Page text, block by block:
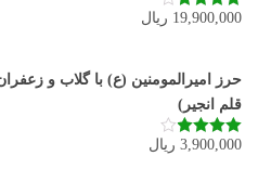
نمره3.80
19,900,000 ریال
حرز امیرالمومنین (ع) با گلاب و
قلم انجیر)
نمره3.92
3,900,000 ریال